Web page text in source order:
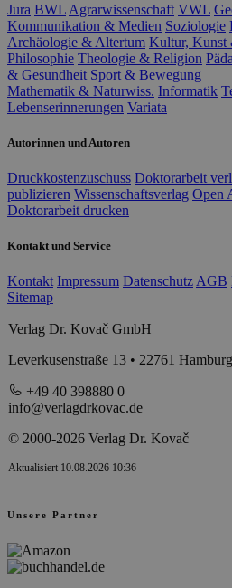
Jura BWL Agrarwissenschaft VWL
Kommunikation & Medien Soziologie
Archäologie & Altertum Kultur, Kunst
Philosophie Theologie & Religion
& Gesundheit Sport & Bewegung
Mathematik & Naturwiss. Informatik
Lebenserinnerungen Variata
Autorinnen und Autoren
Druckkostenzuschuss Doktorarbeit
publizieren Wissenschaftsverlag Open
Doktorarbeit drucken
Kontakt und Service
Kontakt Impressum Datenschutz AGB
Sitemap
Verlag Dr. Kovač GmbH
Leverkusenstraße 13 • 22761 Hamburg
+49 40 398880 0
info@verlagdrkovac.de
© 2000-2026 Verlag Dr. Kovač
Aktualisiert 10.08.2026 10:36
Unsere Partner